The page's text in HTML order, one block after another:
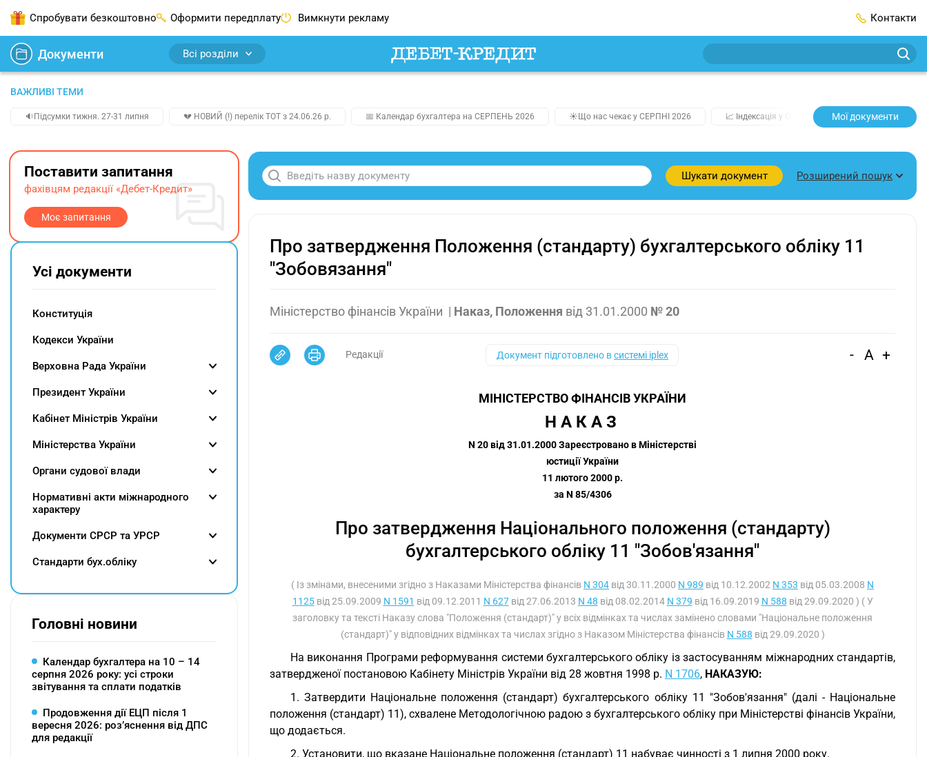
Спробувати безкоштовно Оформити передплату Вимкнути рекламу Контакти
Документи Всі розділи
ВАЖЛИВІ ТЕМИ
🔉Підсумки тижня. 27-31 липня 💔 НОВИЙ (!) перелік ТОТ з 24.06.26 р. 📅 Календар бухгалтера на СЕРПЕНЬ 2026 ☀️Що нас чекає у СЕРПНІ 2026 📈 Індексація у СЕРПНІ 2️⃣0️⃣2️⃣7️⃣ Усі
Мої документи
Шукати документ Розширений пошук
Про затвердження Положення (стандарту) бухгалтерського обліку 11
"Зобовязання"
Міністерство фінансів України | Наказ, Положення від 31.01.2000 № 20
Редакції Документ підготовлено всистемі iplex - A +
МІНІСТЕРСТВО ФІНАНСІВ УКРАЇНИ
Н А К А З
N 20 від 31.01.2000 Зареєстровано в Міністерстві
юстиції України
11 лютого 2000 р.
за N 85/4306
Про затвердження Національного положення (стандарту)
бухгалтерського обліку 11 "Зобов'язання"
( Із змінами, внесеними згідно з Наказами Міністерства фінансів N 304 від 30.11.2000 N 989 від 10.12.2002 N 353 від 05.03.2008 N
1125від 25.09.2009 N 1591 від 09.12.2011 N 627від 27.06.2013 N 48 від 08.02.2014 N 379 від 16.09.2019 N 588 від 29.09.2020 ) ( У
заголовку та тексті Наказу слова "Положення (стандарт)" у всіх відмінках та числах замінено словами "Національне положення
(стандарт)" у відповідних відмінках та числах згідно з Наказом Міністерства фінансів N 588 від 29.09.2020 )
На виконання Програми реформування системи бухгалтерського обліку із застосуванням міжнародних стандартів,
затвердженої постановою Кабінету Міністрів України від 28 жовтня 1998 р. N 1706, НАКАЗУЮ:
1. Затвердити Національне положення (стандарт) бухгалтерського обліку 11 "Зобов'язання" (далі - Національне
положення (стандарт) 11), схвалене Методологічною радою з бухгалтерського обліку при Міністерстві фінансів України,
що додається.
2. Установити, що вказане Національне положення (стандарт) 11 набуває чинності з 1 липня 2000 року.
Поставити запитання
фахівцям редакції «Дебет-Кредит»
Моє запитання
Усі документи
Конституція
Кодекси України
Верховна Рада України
Президент України
Кабінет Міністрів України
Міністерства України
Органи судової влади
Нормативні акти міжнародного
характеру
Документи СРСР та УРСР
Cтандарти бух.обліку
Головні новини
Календар бухгалтера на 10 – 14
серпня 2026 року: усі строки
звітування та сплати податків
Продовження дії ЕЦП після 1
вересня 2026: розʼяснення від ДПС
для редакції